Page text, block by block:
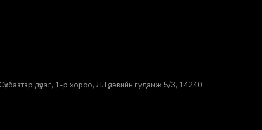
дүүрэг, 1-р хороо, ​Л.Түдэвийн гудамж 5/3, 14240